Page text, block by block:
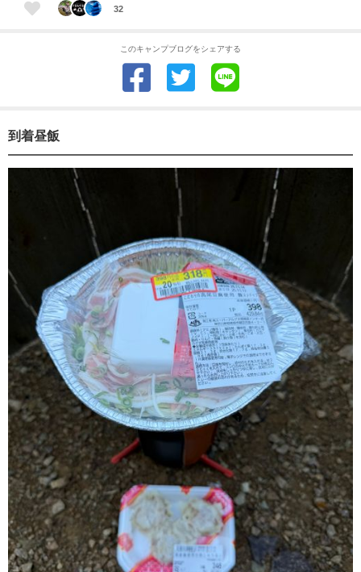
32
このキャンプブログをシェアする
到着昼飯